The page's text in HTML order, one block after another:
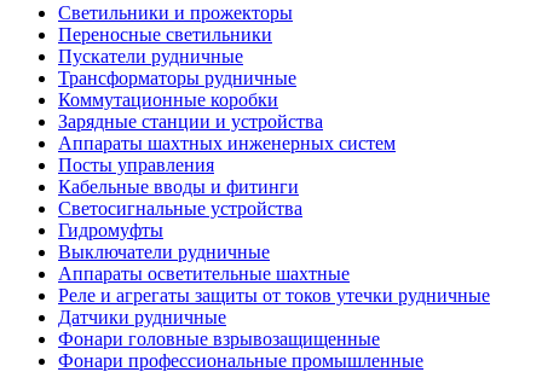
Светильники и прожекторы
Переносные светильники
Пускатели рудничные
Трансформаторы рудничные
Коммутационные коробки
Зарядные станции и устройства
Аппараты шахтных инженерных систем
Посты управления
Кабельные вводы и фитинги
Светосигнальные устройства
Гидромуфты
Выключатели рудничные
Аппараты осветительные шахтные
Реле и агрегаты защиты от токов утечки рудничные
Датчики рудничные
Фонари головные взрывозащищенные
Фонари профессиональные промышленные